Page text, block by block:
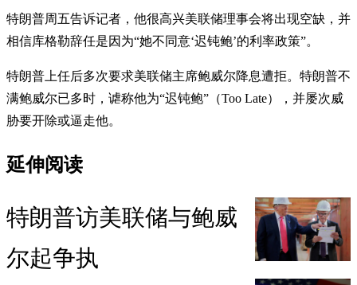
特朗普周五告诉记者，他很高兴美联储理事会将出现空缺，并
相信库格勒辞任是因为“她不同意‘迟钝鲍’的利率政策”。
特朗普上任后多次要求美联储主席鲍威尔降息遭拒。特朗普不
满鲍威尔已多时，谑称他为“迟钝鲍”（Too Late），并屡次威
胁要开除或逼走他。
延伸阅读
特朗普访美联储与鲍威
尔起争执